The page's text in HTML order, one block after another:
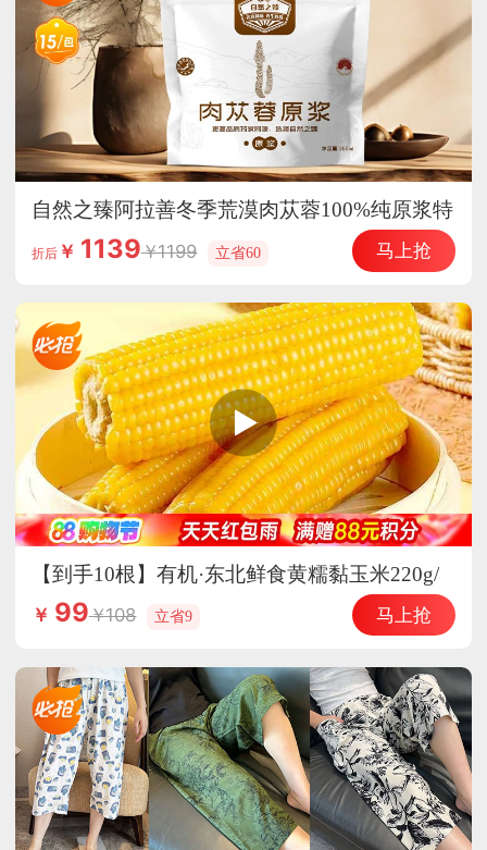
自然之臻阿拉善冬季荒漠肉苁蓉100%纯原浆特
惠组
折后￥ 1139 1199 立省60 马上抢
【到手10根】有机·东北鲜食黄糯黏玉米220g/
根（糯9）
￥ 99 108 立省9 马上抢